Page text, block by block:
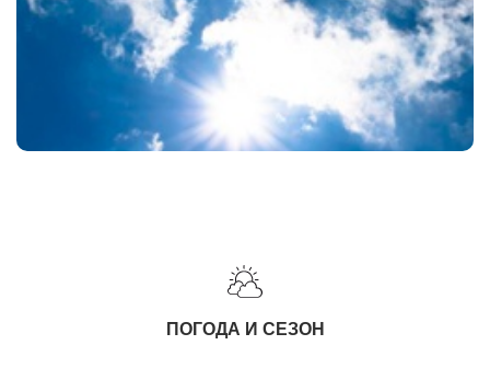
ПОГОДА И СЕЗОН